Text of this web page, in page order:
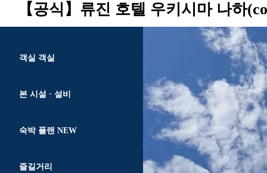
【공식】류진 호텔 우키시마 나하
객실 객실
본 시설 · 설비
숙박 플랜 NEW
즐길거리